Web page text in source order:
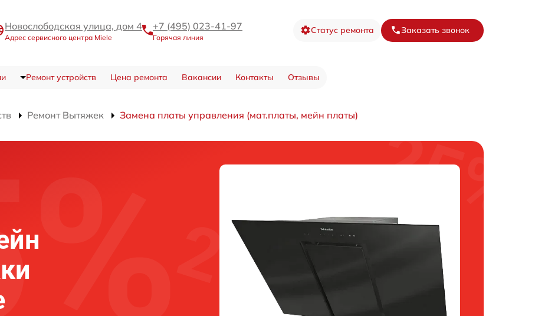
Новослободская улица, дом 4
Адрес сервисного центра Miele
+7 (495) 023-41-97
Горячая линия
Статус ремонта Заказать звонок
Ремонт устройств Цена ремонта Вакансии Контакты Отзывы
Ремонт Вытяжек Замена платы управления (мат.платы, мейн платы)